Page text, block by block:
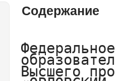
Содержание
Федеральное государственное бюджетное образовательное учреждение
Высшего профессионального образования
«ОРЛОВСКИЙ ГОСУДАРСТВЕННЫЙ УНИВЕРСИТЕТ»
Факультет иностранных языков
Кафедра романской филологии



Ерёмина Светлана Сергеевна

Роль домашнего чтения в обучении испанскому языку в вузе 
Выпускная квалификационная работа 
Направление подготовки: Иностранный язык (испанский) 
Квалификация (степень) – бакалавр
Научный руководитель:
Миронова Татьяна Петровна



Содержание


Введение…………………………………………………………
Глава 1.  Теоретические основы процесса организации домашнего чтения…………………………………
1.1 Специфика и сущность домашнего чтения………………………
1.2 Раскрытие понятия «домашнее чтение». Виды чтения. …………..
1.2.1Основные функции домашнего чтения………………….
1.2.2 Цели и задачи обучения домашнему чтению……………………….
1.2.3 Трудности обучения домашнему чтению…………………………
Глава 2.  Критерии отбора текстов для домашнего чтения……………….

2.1 Аутентичность как обязательное условие отбора учебного текста………………………………..

2.1.1 Культурологическая аутентичность…………………………………..

2.1.2 Информационная аутентичность…………………………………………

2.1.3 Ситуативная аутентичность……………………………………………

2.1.4 Лексико-фразеологическая аутентичность……………………………….

2.2 Литературно-страноведческий подход к отбору текстов для домашнего чтения…………………………….
2.3Этапы работы над книгой по домашнему чтению …………………
2.4 Особенности обучения домашнему чтению на начальном этапе обучения  ………….
2.5 Особенности обучения домашнему чтению на испанском языке на начальном этапе обучения в ВУЗе………………………………………..
Выводы по первой главе…………………………………………………

Глава 3. ПРАКТИЧЕСКОЕ ИСПОЛЬЗОВАНИЕ МЕТОДИЧЕСКИХ ПРИЕМОВ ПРИ ОРГАНИЗАЦИИ ДОМАШНЕГО ЧТЕНИЯ НА ОСНОВЕ КНИГИ E. MORENO «EL MISTERIO DE LA LLAVE»………………………………………………………………………….
3. 1 Книга E. Moreno «El misterio de la llave» для домашнего чтения. Классификация разработанных для нее упражений……………………………………………………………
3. 2 Предтекстовые упражнения. Биография автора…………………………….
3. 3 Основные упражнения по главам……………………………
3. 4 Послетекстовые упражнения ………………………………..
Выводы по второй главе…………………………………………….
Заключение………………………………………………………..
Список использованной литературы……………………………………
 


Введение


В настоящее время в процессе обучения иностранному языку домашнее чтение занимает одно из ведущих мест и является необходимым условием и средством при овладении языком. Язык художественных произведений, соответствуя, как правило, нормам современного литературного языка, является незаменимым образцом при изучении иностранного языка, и роль этого образца особенно велика, поскольку язык изучается вне пределов вторичной языковой общности. Таким образом, книга книга дает возможность наблюдать бытование языка в речи автора и его героев, следить за способами вложения